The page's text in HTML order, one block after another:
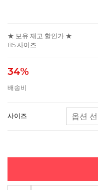
★ 보유 재고 할인가 ★
85 사이즈
34%
배송비
사이즈